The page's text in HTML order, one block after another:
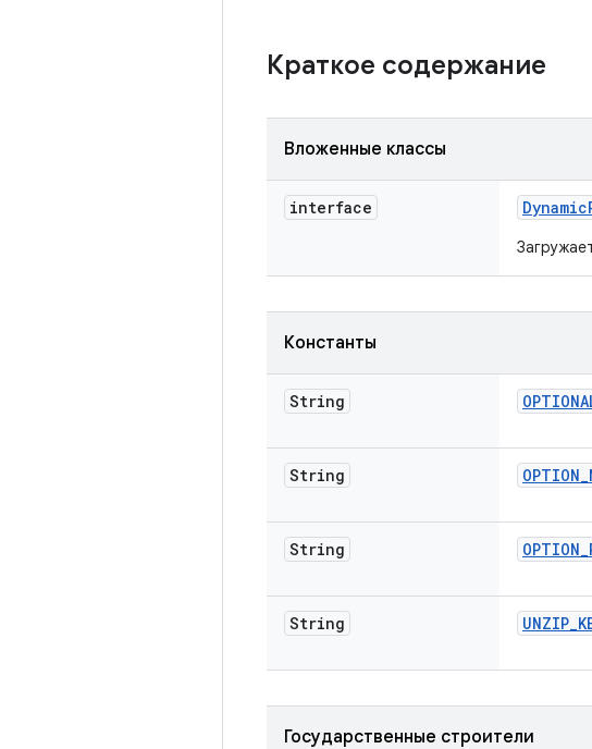
Краткое содержание
Вложенные классы
interface Dynamic
Константы
String
String OPTION_
String OPTION_
String UNZIP_
Государственные строители